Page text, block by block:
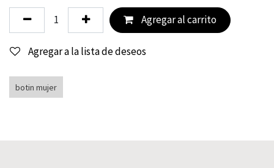
Agregar al carrito
Agregar a la lista de deseos
botin mujer